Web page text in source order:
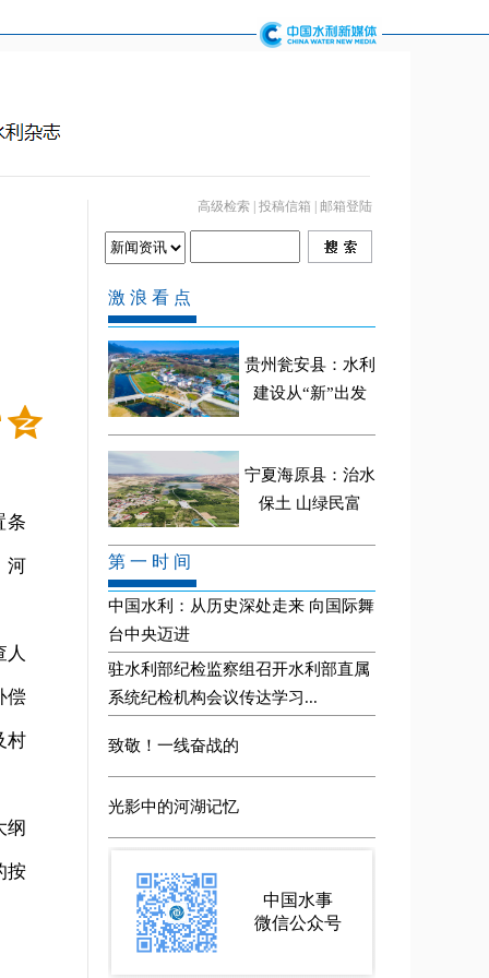
高级检索 投稿信箱 邮箱登陆
条
河
偿
村
纲
按